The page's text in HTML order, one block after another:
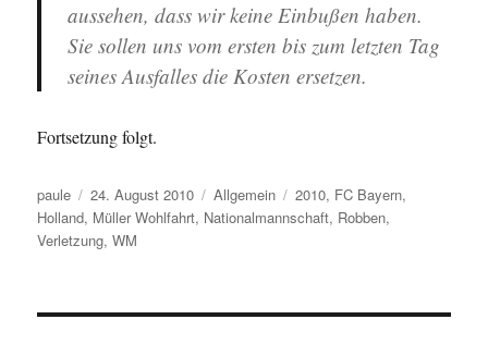
aussehen, dass wir keine Einbußen haben.
Sie sollen uns vom ersten bis zum letzten Tag
seines Ausfalles die Kosten ersetzen.
Fortsetzung folgt.
Autor
paule
Veröffentlicht
am
24. August 2010 Kategorien
Allgemein Schlagwörter
2010, FC Bayern,
Holland, Müller Wohlfahrt, Nationalmannschaft, Robben,
Verletzung,WM